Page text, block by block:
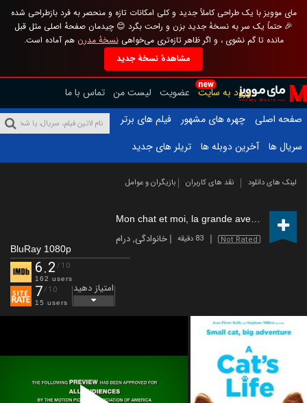
مای موویز با یک طراحی کاملاً جدید و کلی امکانات تازه و منحصر به فرد بازطراحی شده
🎉 حتماً یک سر به نسخهٔ جدید بزن و راحت بگرد 😊 چیدمان صفحهٔ اصلی مثل قبل
مانده تا گم نشوی ، و اگر ظاهر تازه‌تری می‌خواهینسخهٔ مدرن هم آماده است.
مشاهدهٔ نسخهٔ جدید
new
ورود به سایت عضویت لیست من تماس با ما
صفحه اصلی
چهره های مشهور
فیلم های برتر
سریال ها
آخرین دوبله ها تریلر های جدید
لینک های دانلود نقد های کاربران بازیگران و عوامل
Not Rated 83 دقیقه خانوادگی,درام
BluRay 1080p
6.2 /10
162 users
7/10
15 users
امتیاز دهید